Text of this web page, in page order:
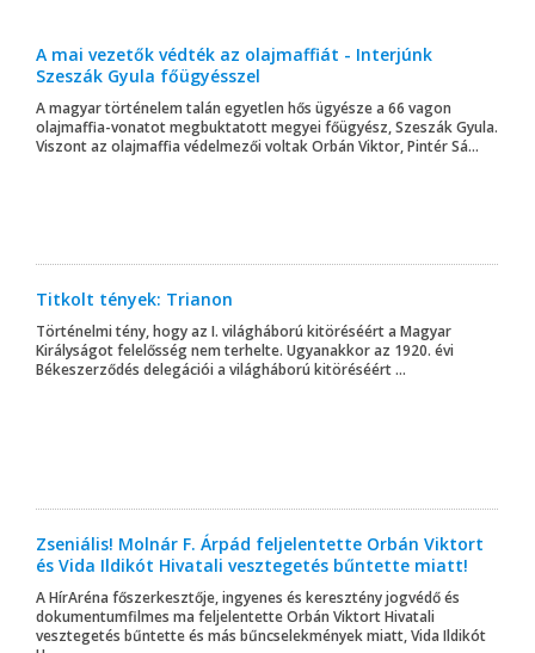
A mai vezetők védték az olajmaffiát - Interjúnk
Szeszák Gyula főügyésszel
A magyar történelem talán egyetlen hős ügyésze a 66 vagon
olajmaffia-vonatot megbuktatott megyei főügyész, Szeszák Gyula.
Viszont az olajmaffia védelmezői voltak Orbán Viktor, Pintér Sá...
Titkolt tények: Trianon
Történelmi tény, hogy az I. világháború kitöréséért a Magyar
Királyságot felelősség nem terhelte. Ugyanakkor az 1920. évi
Békeszerződés delegációi a világháború kitöréséért ...
Zseniális! Molnár F. Árpád feljelentette Orbán Viktort
és Vida Ildikót Hivatali vesztegetés bűntette miatt!
A HírAréna főszerkesztője, ingyenes és keresztény jogvédő és
dokumentumfilmes ma feljelentette Orbán Viktort Hivatali
vesztegetés bűntette és más bűncselekmények miatt, Vida Ildikót